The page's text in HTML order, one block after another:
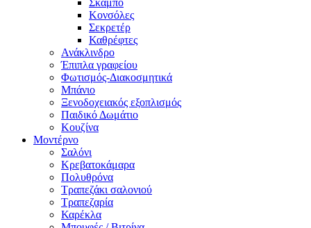
Σκαμπό
Κονσόλες
Σεκρετέρ
Καθρέφτες
Ανάκλινδρο
Έπιπλα γραφείου
Φωτισμός-Διακοσμητικά
Μπάνιο
Ξενοδοχειακός εξοπλισμός
Παιδικό Δωμάτιο
Κουζίνα
Μοντέρνο
Σαλόνι
Κρεβατοκάμαρα
Πολυθρόνα
Τραπεζάκι σαλονιού
Τραπεζαρία
Καρέκλα